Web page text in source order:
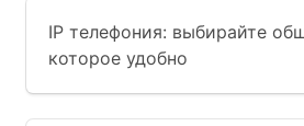
IP телефония: выбирайте
которое удобно